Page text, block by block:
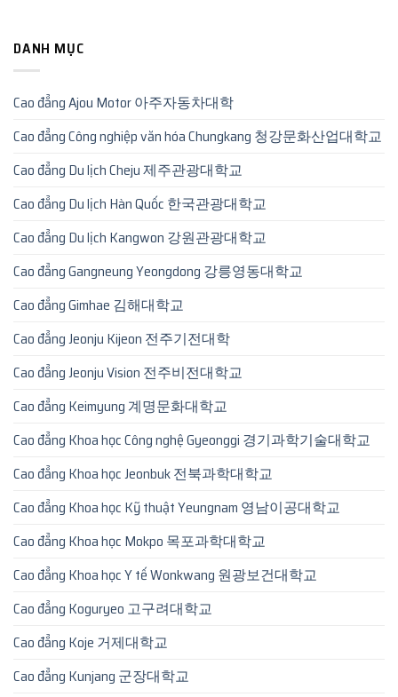
DANH MỤC
Cao đẳng Ajou Motor 아주자동차대학
Cao đẳng Công nghiệp văn hóa Chungkang 청강문화산업대학교
Cao đẳng Du lịch Cheju 제주관광대학교
Cao đẳng Du lịch Hàn Quốc 한국관광대학교
Cao đẳng Du lịch Kangwon 강원관광대학교
Cao đẳng Gangneung Yeongdong 강릉영동대학교
Cao đẳng Gimhae 김해대학교
Cao đẳng Jeonju Kijeon 전주기전대학
Cao đẳng Jeonju Vision 전주비전대학교
Cao đẳng Keimyung 계명문화대학교
Cao đẳng Khoa học Công nghệ Gyeonggi 경기과학기술대학교
Cao đẳng Khoa học Jeonbuk 전북과학대학교
Cao đẳng Khoa học Kỹ thuật Yeungnam 영남이공대학교
Cao đẳng Khoa học Mokpo 목포과학대학교
Cao đẳng Khoa học Y tế Wonkwang 원광보건대학교
Cao đẳng Koguryeo 고구려대학교
Cao đẳng Koje 거제대학교
Cao đẳng Kunjang 군장대학교